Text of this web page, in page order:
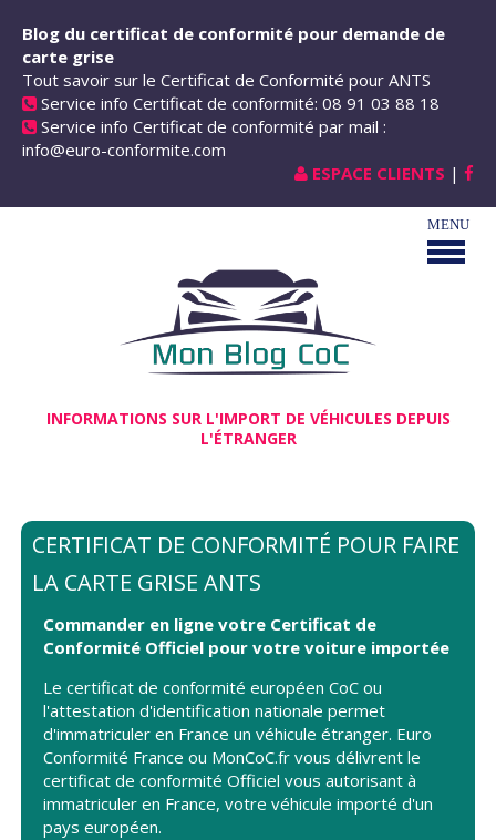
Blog du certificat de conformité pour demande de
carte grise
Tout savoir sur le Certificat de Conformité pour ANTS
Service info Certificat de conformité: 08 91 03 88 18
Service info Certificat de conformité par mail :
info@euro-conformite.com
ESPACE CLIENTS |
INFORMATIONS SUR L'IMPORT DE VÉHICULES DEPUIS
L'ÉTRANGER
CERTIFICAT DE CONFORMITÉ POUR FAIRE
LA CARTE GRISE ANTS
Commander en ligne votre Certificat de
Conformité Officiel pour votre voiture importée
Le certificat de conformité européen CoC ou
l'attestation d'identification nationale permet
d'immatriculer en France un véhicule étranger. Euro
Conformité France ou MonCoC.fr vous délivrent le
certificat de conformité Officiel vous autorisant à
immatriculer en France, votre véhicule importé d'un
pays européen.